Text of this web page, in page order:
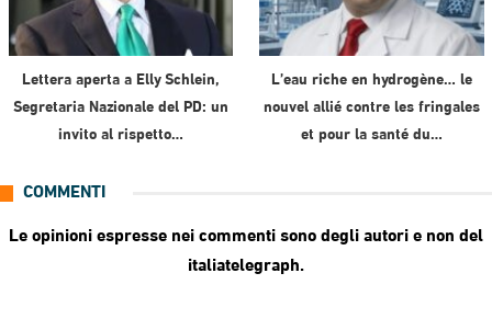
Lettera aperta a Elly Schlein,
Segretaria Nazionale del PD: un
invito al rispetto…
L’eau riche en hydrogène… le
nouvel allié contre les fringales
et pour la santé du…
COMMENTI
Le opinioni espresse nei commenti sono degli autori e non del
italiatelegraph.